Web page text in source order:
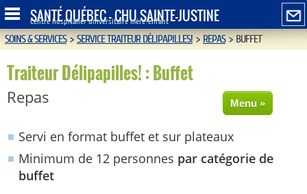
SANTÉ QUÉBEC - CHU SAINTE-JUSTINE
Centre hospitalier universitaire mère-enfant
SOINS & SERVICES>SERVICE TRAITEUR DÉLIPAPILLES!>REPAS>BUFFET
Traiteur Délipapilles! : Buffet
Repas Menu »
Servi en format buffet et sur plateaux
Minimum de 12 personnes par catégorie de
buffet